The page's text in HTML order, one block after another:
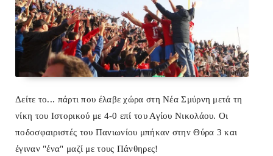
Δείτε το... πάρτι που έλαβε χώρα στη Νέα Σμύρνη μετά τη
νίκη του Ιστορικού με 4-0 επί του Αγίου Νικολάου. Οι
ποδοσφαιριστές του Πανιωνίου μπήκαν στην Θύρα 3 και
έγιναν "ένα" μαζί με τους Πάνθηρες!